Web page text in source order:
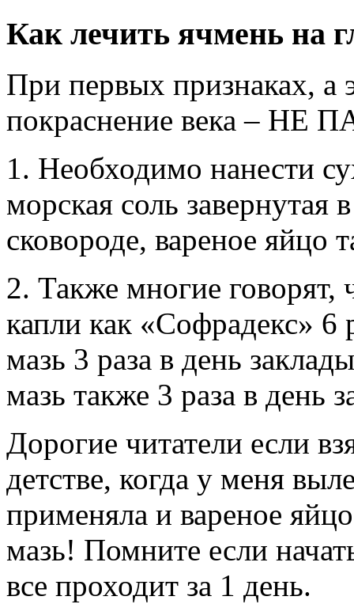
Как лечить ячмень на
При первых признаках, а
покраснение века –
1. Необходимо нанести
морская соль завернутая
сковороде, вареное яйцо
2. Также многие
капли как «Софрадекс» 6
мазь 3 раза в день
мазь также 3 раза в день
Дорогие читатели если
детстве, когда у меня
применяла и вареное
мазь! Помните если
все проходит за 1 день.